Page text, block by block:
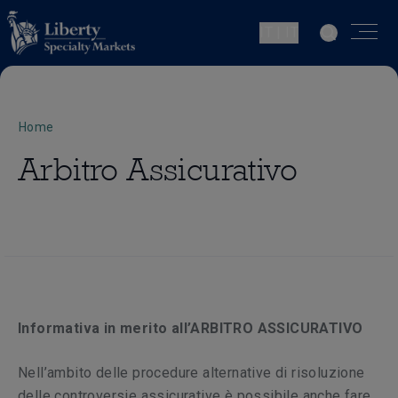
Home
Arbitro Assicurativo
Informativa in merito all’ARBITRO ASSICURATIVO
Nell’ambito delle procedure alternative di risoluzione